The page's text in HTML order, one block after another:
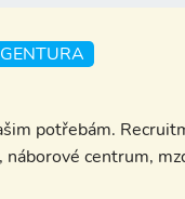
potřebám.
centrum,